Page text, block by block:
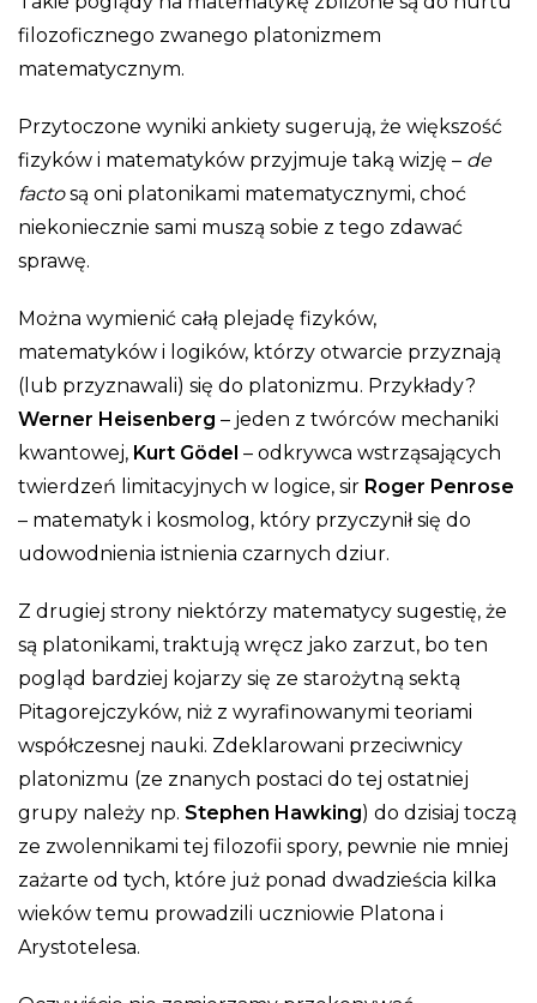
filozoficznego zwanego platonizmem
matematycznym.
Przytoczone wyniki ankiety sugerują, że większość
fizyków i matematyków przyjmuje taką wizję – de
factosą oni platonikami matematycznymi, choć
niekoniecznie sami muszą sobie z tego zdawać
sprawę.
Można wymienić całą plejadę fizyków,
matematyków i logików, którzy otwarcie przyznają
(lub przyznawali) się do platonizmu. Przykłady?
Werner Heisenberg – jeden z twórców mechaniki
kwantowej, Kurt Gödel – odkrywca wstrząsających
twierdzeń limitacyjnych w logice, sir Roger Penrose
– matematyk i kosmolog, który przyczynił się do
udowodnienia istnienia czarnych dziur.
Z drugiej strony niektórzy matematycy sugestię, że
są platonikami, traktują wręcz jako zarzut, bo ten
pogląd bardziej kojarzy się ze starożytną sektą
Pitagorejczyków, niż z wyrafinowanymi teoriami
współczesnej nauki. Zdeklarowani przeciwnicy
platonizmu (ze znanych postaci do tej ostatniej
grupy należy np. Stephen Hawking) do dzisiaj toczą
ze zwolennikami tej filozofii spory, pewnie nie mniej
zażarte od tych, które już ponad dwadzieścia kilka
wieków temu prowadzili uczniowie Platona i
Arystotelesa.